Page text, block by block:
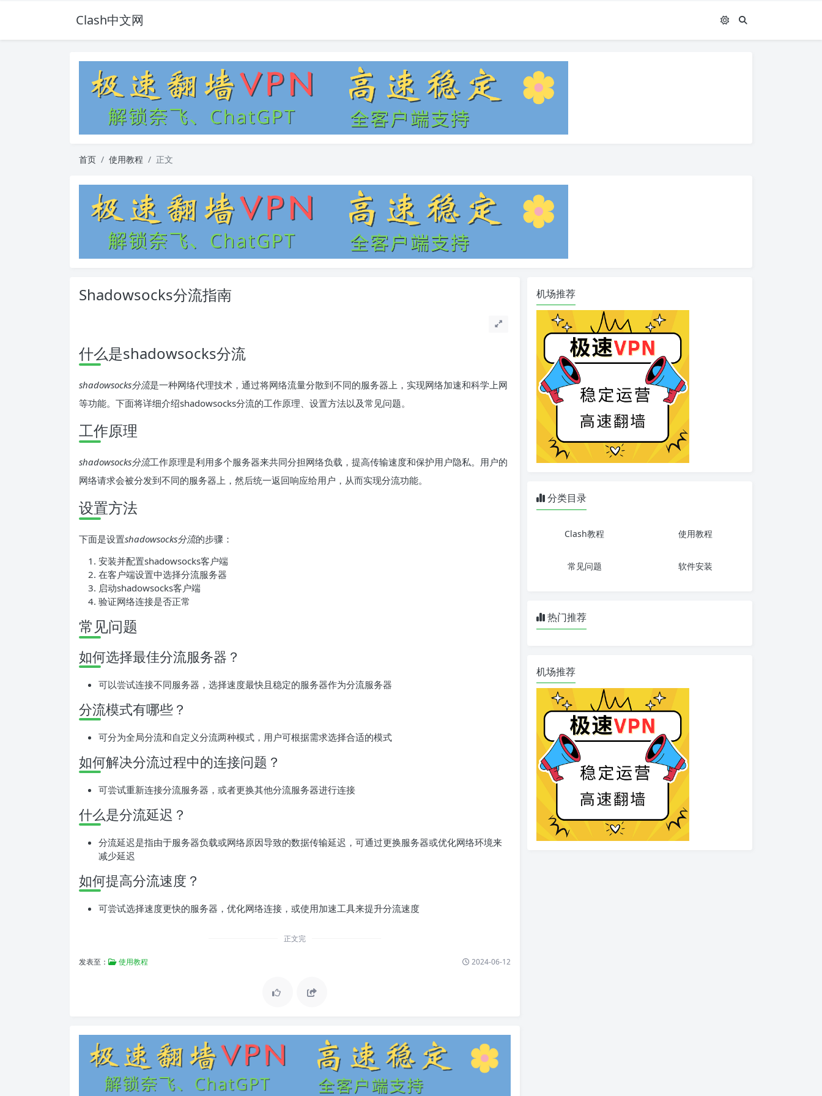
Clash中文网
首页 使用教程 正文
Shadowsocks分流指南
什么是shadowsocks分流
shadowsocks分流是一种网络代理技术，通过将网络流量分散到不同的服务器上，实现网络加速和科学上网
等功能。下面将详细介绍shadowsocks分流的工作原理、设置方法以及常见问题。
工作原理
shadowsocks分流工作原理是利用多个服务器来共同分担网络负载，提高传输速度和保护用户隐私。用户的
网络请求会被分发到不同的服务器上，然后统一返回响应给用户，从而实现分流功能。
设置方法
下面是设置shadowsocks分流的步骤：
安装并配置shadowsocks客户端
在客户端设置中选择分流服务器
启动shadowsocks客户端
验证网络连接是否正常
常见问题
如何选择最佳分流服务器？
可以尝试连接不同服务器，选择速度最快且稳定的服务器作为分流服务器
分流模式有哪些？
可分为全局分流和自定义分流两种模式，用户可根据需求选择合适的模式
如何解决分流过程中的连接问题？
可尝试重新连接分流服务器，或者更换其他分流服务器进行连接
什么是分流延迟？
分流延迟是指由于服务器负载或网络原因导致的数据传输延迟，可通过更换服务器或优化网络环境来
减少延迟
如何提高分流速度？
可尝试选择速度更快的服务器，优化网络连接，或使用加速工具来提升分流速度
正文完
发表至： 使用教程 2024-06-12
机场推荐
分类目录
Clash教程 使用教程
常见问题 软件安装
热门推荐
机场推荐